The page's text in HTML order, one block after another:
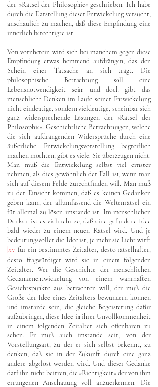
der »Rätsel der Philosophie« geschrieben. Ich habe
durch die Darstellung dieser Entwickelung versucht,
anschaulich zu machen, daß diese Empfindung eine
innerlich berechtigte ist.
Von vornherein wird sich bei manchem gegen diese
Empfindung etwas hemmend aufdrängen, das den
Schein einer Tatsache an sich trägt. Die
philosophische Betrachtung soll eine
Lebensnotwendigkeit sein: und doch gibt das
menschliche Denken im Laufe seiner Entwickelung
nicht eindeutige, sondern vieldeutige, scheinbar sich
ganz widersprechende Lösungen der »Rätsel der
Philosophie«. Geschichtliche Betrachtungen, welche
die sich aufdrängenden Widersprüche durch eine
äußerliche Entwickelungsvorstellung begreiflich
machen möchten, gibt es viele. Sie überzeugen nicht.
Man muß die Entwickelung selbst viel ernster
nehmen, als dies gewöhnlich der Fall ist, wenn man
sich auf diesem Felde zurechtfinden will. Man muß
zu der Einsicht kommen, daß es keinen Gedanken
geben kann, der allumfassend die Weltenrätsel ein
für allemal zu lösen imstande ist. Im menschlichen
Denken ist es vielmehr so, daß eine gefundene Idee
bald wieder zu einem neuen Rätsel wird. Und je
bedeutungsvoller die Idee ist, je mehr sie Licht wirft
XV für ein bestimmtes Zeitalter, desto rätselhafter,
desto fragwürdiger wird sie in einem folgenden
Zeitalter. Wer die Geschichte der menschlichen
Gedankenentwickelung von einem wahrhaften
Gesichtspunkte aus betrachten will, der muß die
Größe der Idee eines Zeitalters bewundern können
und imstande sein, die gleiche Begeisterung dafür
aufzubringen, diese Idee in ihrer Unvollkommenheit
in einem folgenden Zeitalter sich offenbaren zu
sehen. Er muß auch imstande sein, von der
Vorstellungsart, zu der er sich selbst bekennt, zu
denken, daß sie in der Zukunft durch eine ganz
andere abgelöst werden wird. Und dieser Gedanke
darf ihn nicht beirren, die »Richtigkeit« der von ihm
errungenen Anschauung voll anzuerkennen. Die